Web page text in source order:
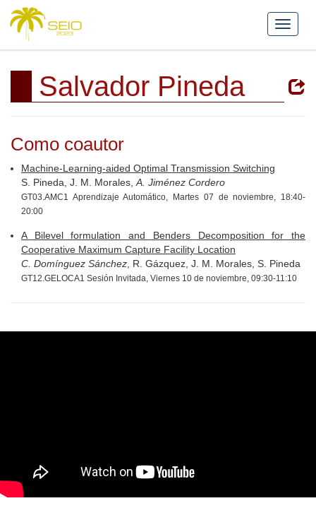
Salvador Pineda
Como coautor
Machine-Learning-aided Optimal Transmission Switching
S. Pineda, J. M. Morales, A. Jiménez Cordero
GT03.AMC1 Aprendizaje Automático, Martes 07 de noviembre, 18:40-
20:00
A Bilevel formulation and Benders Decomposition for the
Cooperative Maximum Capture Facility Location
C. Domínguez Sánchez , R. Gázquez, J. M. Morales, S. Pineda
GT12.GELOCA1 Sesión Invitada, Viernes 10 de noviembre, 09:30-11:10